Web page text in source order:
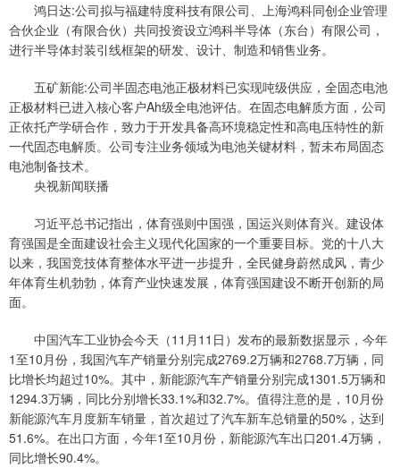
鸿日达:公司拟与福建特度科技有限公司、上海鸿科同创企业管理
合伙企业（有限合伙）共同投资设立鸿科半导体（东台）有限公司，
进行半导体封装引线框架的研发、设计、制造和销售业务。
五矿新能:公司半固态电池正极材料已实现吨级供应，全固态电池
正极材料已进入核心客户Ah级全电池评估。在固态电解质方面，公司
正依托产学研合作，致力于开发具备高环境稳定性和高电压特性的新
一代固态电解质。公司专注业务领域为电池关键材料，暂未布局固态
电池制备技术。
央视新闻联播
习近平总书记指出，体育强则中国强，国运兴则体育兴。建设体
育强国是全面建设社会主义现代化国家的一个重要目标。党的十八大
以来，我国竞技体育整体水平进一步提升，全民健身蔚然成风，青少
年体育生机勃勃，体育产业快速发展，体育强国建设不断开创新的局
面。
中国汽车工业协会今天（11月11日）发布的最新数据显示，今年
1至10月份，我国汽车产销量分别完成2769.2万辆和2768.7万辆，同
比增长均超过10%。其中，新能源汽车产销量分别完成1301.5万辆和
1294.3万辆，同比分别增长33.1%和32.7%。值得注意的是，10月份
新能源汽车月度新车销量，首次超过了汽车新车总销量的50%，达到
51.6%。在出口方面，今年1至10月份，新能源汽车出口201.4万辆，
同比增长90.4%。